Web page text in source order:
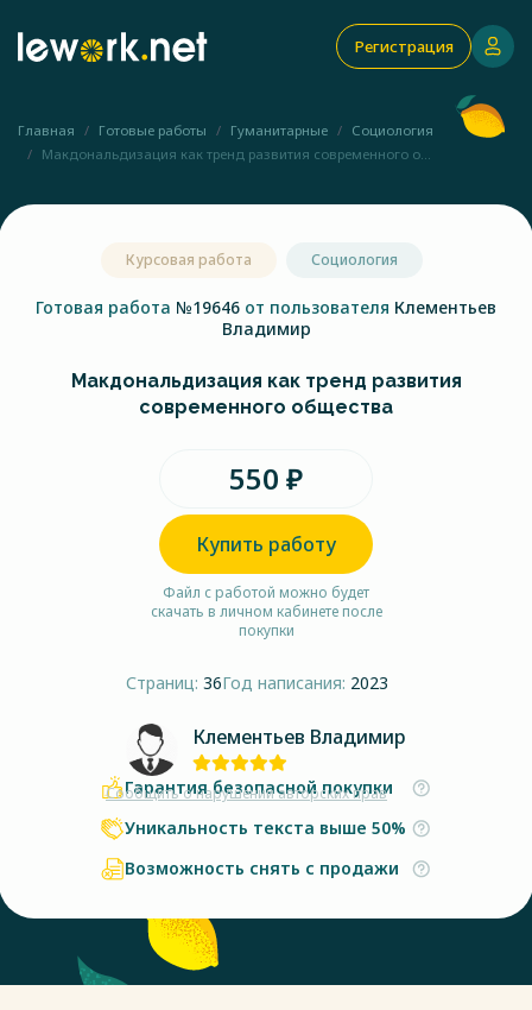
Регистрация
Главная Готовые работы Гуманитарные
Социология
Макдональдизация как тренд развития современного о...
Курсовая работа Социология
Готовая работа №19646 от пользователя Клементьев
Владимир
Макдональдизация как тренд развития
современного общества
550 ₽
Купить работу
Файл с работой можно будет
скачать в личном кабинете после
покупки
Страниц: 36Год написания: 2023
Клементьев Владимир
Сообщить о нарушении авторских прав
Гарантия безопасной покупки
Уникальность текста выше 50%
Возможность снять с продажи